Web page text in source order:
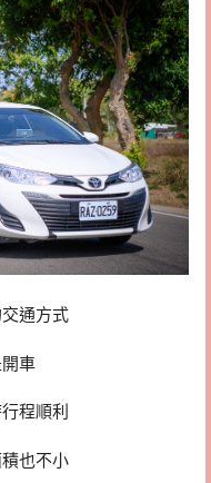
通方式
車
程順利
也不小